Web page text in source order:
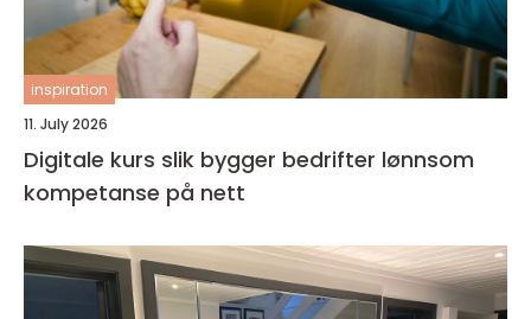
inspiration
11. July 2026
Digitale kurs slik bygger bedrifter lønnsom
kompetanse på nett